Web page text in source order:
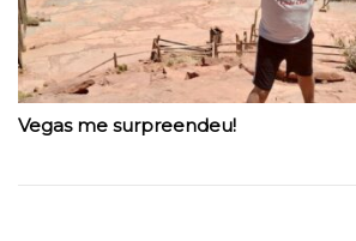
Vegas me surpreendeu!